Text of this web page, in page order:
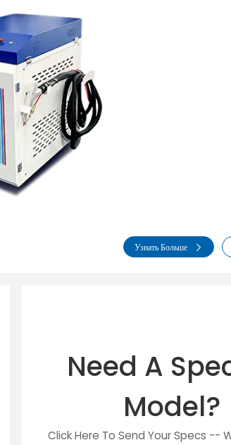
Узнать Больше
Need A
Model?
Click Here To Send Your Specs --